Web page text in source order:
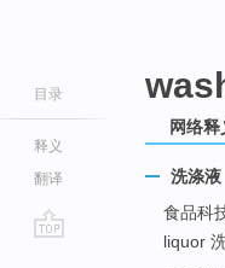
目录
释义
翻译
网络释
洗涤液
食品科
liquor